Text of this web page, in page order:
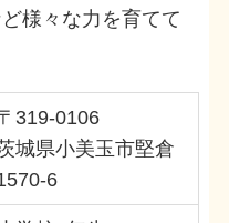
様々な力を育てて
319-0106
城県小美玉市堅倉
6